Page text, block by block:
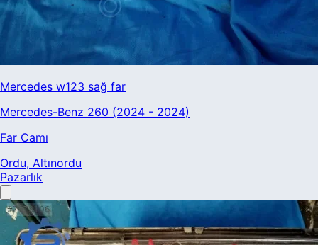
Mercedes w123 sağ far
Mercedes-Benz 260 (2024 - 2024)
Far Camı
Ordu, Altınordu
Pazarlık